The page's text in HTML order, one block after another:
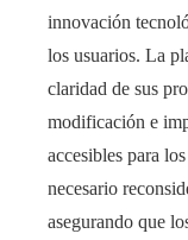
innovación
los usuarios. La
claridad de sus
modificación e
accesibles para
necesario
asegurando que